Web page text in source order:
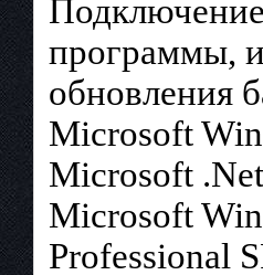
программы,
обновления
Microsoft
Microsoft
Microsoft
Professional